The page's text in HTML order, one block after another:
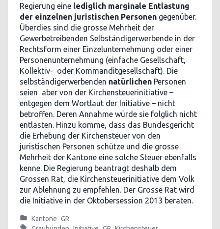
Regierung eine lediglich marginale Entlastung
der einzelnen juristischen Personen gegenüber.
Überdies sind die grosse Mehrheit der
Gewerbetreibenden Selbständigerwerbende in der
Rechtsform einer Einzelunternehmung oder einer
Personenunternehmung (einfache Gesellschaft,
Kollektiv- oder Kommanditgesellschaft). Die
selbständigerwerbenden natürlichen Personen
seien aber von der Kirchensteuerinitiative –
entgegen dem Wortlaut der Initiative – nicht
betroffen. Deren Annahme würde sie folglich nicht
entlasten. Hinzu komme, dass das Bundesgericht
die Erhebung der Kirchensteuer von den
juristischen Personen schütze und die grosse
Mehrheit der Kantone eine solche Steuer ebenfalls
kenne. Die Regierung beantragt deshalb dem
Grossen Rat, die Kirchensteuerinitiative dem Volk
zur Ablehnung zu empfehlen. Der Grosse Rat wird
die Initiative in der Oktobersession 2013 beraten.
Kantone GR